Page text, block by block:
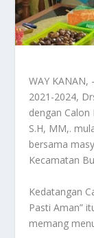
WAY KANAN,
2021-2024,
dengan Calon
S.H, MM,.
bersama
Kecamatan
Kedatangan
Pasti Aman”
memang